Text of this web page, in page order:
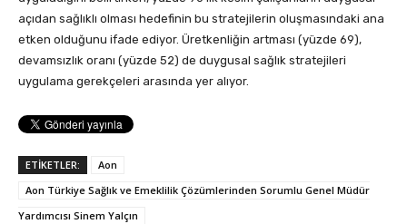
açıdan sağlıklı olması hedefinin bu stratejilerin oluşmasındaki ana
etken olduğunu ifade ediyor. Üretkenliğin artması (yüzde 69),
devamsızlık oranı (yüzde 52) de duygusal sağlık stratejileri
uygulama gerekçeleri arasında yer alıyor.
ETİKETLER:
Aon
Aon Türkiye Sağlık ve Emeklilik Çözümlerinden Sorumlu Genel Müdür
Yardımcısı Sinem Yalçın